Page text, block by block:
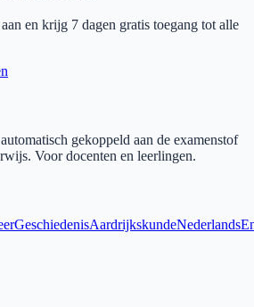
en krijg 7 dagen gratis toegang tot alle
gekoppeld aan de examenstof
Voor docenten en leerlingen.
GeschiedenisAardrijkskundeNederlands